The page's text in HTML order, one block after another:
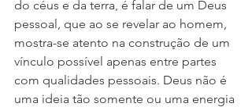
do céus e da terra, é falar de um Deus
pessoal, que ao se revelar ao homem,
mostra-se atento na construção de um
vínculo possível apenas entre partes
com qualidades pessoais. Deus não é
uma ideia tão somente ou uma energia